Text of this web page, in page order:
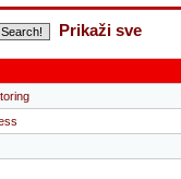
Prikaži sve